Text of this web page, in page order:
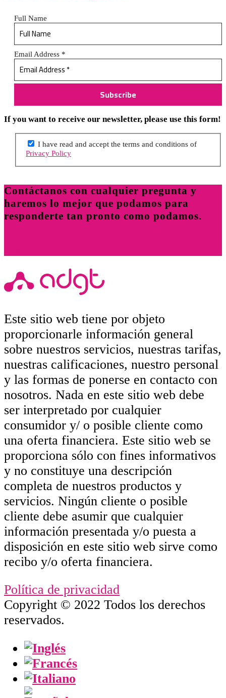
Full Name
Email Address *
If you want to receive our newsletter, please use this form!
I have read and accept the terms and conditions of
Privacy Policy
Contáctanos con cualquier pregunta y
haremos lo mejor que podamos para
responderte tan pronto como podamos.
Este sitio web tiene por objeto
proporcionarle información general
sobre nuestros servicios, nuestras tarifas,
nuestras calificaciones, nuestro personal
y las formas de ponerse en contacto con
nosotros. Nada en este sitio web debe
ser interpretado por cualquier
consumidor y/ o posible cliente como
una oferta financiera. Este sitio web se
proporciona sólo con fines informativos
y no constituye una descripción
completa de nuestros productos y
servicios. Ningún cliente o posible
cliente debe asumir que cualquier
información presentada y/o puesta a
disposición en este sitio web sirve como
recibo y/o oferta financiera.
Política de privacidad
Copyright © 2022 Todos los derechos
reservados.